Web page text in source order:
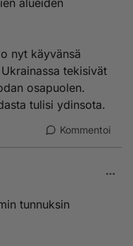
alueiden
nyt käyvänsä
tekisivät
osapuolen.
tulisi ydinsota.
Kommentoi
tunnuksin